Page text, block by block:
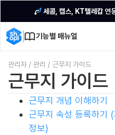
세콤, 캡스, KT텔레캅연
기능별 매뉴얼
관리자 / 관리 / 근무지 가이드
근무지 가이드
‍근무지 개념 이해하기
근무지 속성 등록하기 (
정보)